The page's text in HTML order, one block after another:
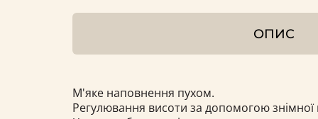
ОПИС
М'яке наповнення пухом.
Регулювання висоти за допомогою знімної